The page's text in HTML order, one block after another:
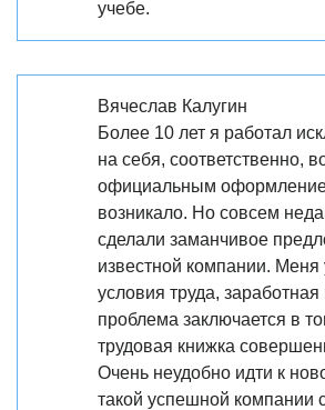
учебе.
Вячеслав Калугин
Более 10 лет я работал
на себя, соответственно,
официальным
возникало. Но совсем
сделали заманчивое
известной компании. Меня
условия труда,
проблема заключается в
трудовая книжка
Очень неудобно идти к
такой успешной компании